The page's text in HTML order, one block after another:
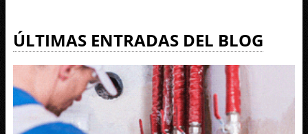
ÚLTIMAS ENTRADAS DEL BLOG